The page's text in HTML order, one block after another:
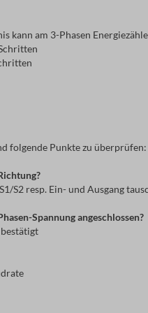
kann am 3-Phasen
folgende Punkte zu überprüfen:
S2 resp. Ein- und Ausgang
Spannung angeschlossen?